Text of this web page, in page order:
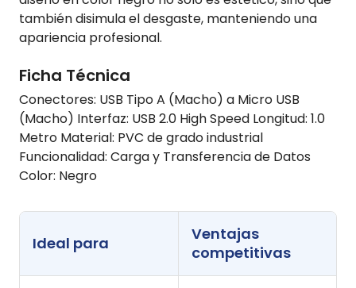
también disimula el desgaste, manteniendo una
apariencia profesional.
Ficha Técnica
Conectores: USB Tipo A (Macho) a Micro USB
(Macho) Interfaz: USB 2.0 High Speed Longitud: 1.0
Metro Material: PVC de grado industrial
Funcionalidad: Carga y Transferencia de Datos
Color: Negro
Ideal para
Ventajas
competitivas